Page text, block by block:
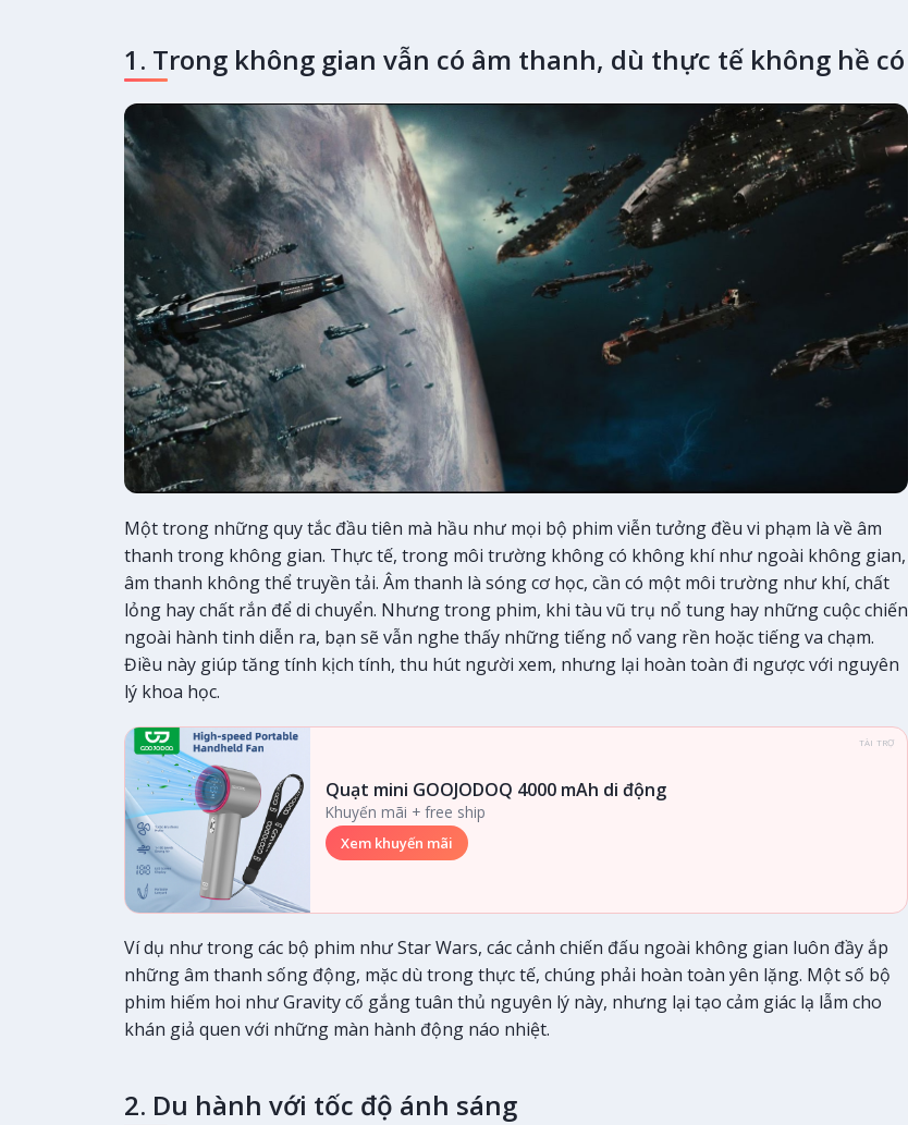
1. Trong không gian vẫn có âm thanh, dù thực tế không hề có
Một trong những quy tắc đầu tiên mà hầu như mọi bộ phim viễn tưởng đều vi phạm là về âm
thanh trong không gian. Thực tế, trong môi trường không có không khí như ngoài không gian,
âm thanh không thể truyền tải. Âm thanh là sóng cơ học, cần có một môi trường như khí, chất
lỏng hay chất rắn để di chuyển. Nhưng trong phim, khi tàu vũ trụ nổ tung hay những cuộc chiến
ngoài hành tinh diễn ra, bạn sẽ vẫn nghe thấy những tiếng nổ vang rền hoặc tiếng va chạm.
Điều này giúp tăng tính kịch tính, thu hút người xem, nhưng lại hoàn toàn đi ngược với nguyên
lý khoa học.
TÀI TRỢ
Quạt mini GOOJODOQ 4000 mAh di động
Khuyến mãi + free ship
Xem khuyến mãi
Ví dụ như trong các bộ phim như Star Wars, các cảnh chiến đấu ngoài không gian luôn đầy ắp
những âm thanh sống động, mặc dù trong thực tế, chúng phải hoàn toàn yên lặng. Một số bộ
phim hiếm hoi như Gravity cố gắng tuân thủ nguyên lý này, nhưng lại tạo cảm giác lạ lẫm cho
khán giả quen với những màn hành động náo nhiệt.
2. Du hành với tốc độ ánh sáng